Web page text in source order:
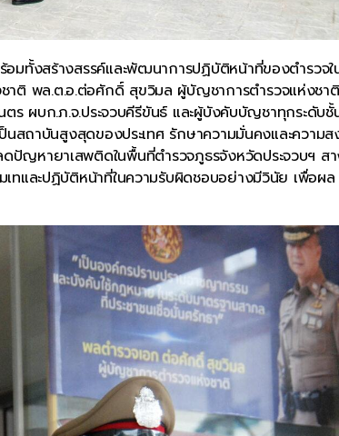
มทั้งสร้างสรรค์และพัฒนาการปฏิบัติหน้าที่ของตำรวจใ
าติ พล.ต.อ.ต่อศักดิ์ สุขวิมล ผู้บัญชาการตำรวจแห่งชา
ผบก.ภ.จ.ประจวบคีรีขันธ์ และผู้บังคับบัญชาทุกระดับชั้
สถาบันสูงสุดของประเทศ รักษาความมั่นคงและความส
ญหายาเสพติดในพื้นที่ตำรวจภูธรจังหวัดประจวบฯ ส
เทและปฏิบัติหน้าที่ในความรับผิดชอบอย่างมีวินัย เพื่อผล